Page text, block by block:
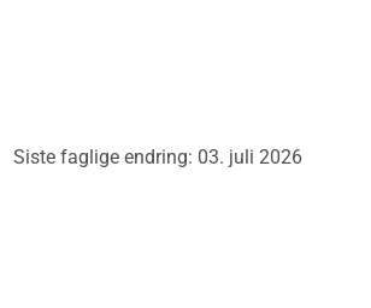
Siste faglige endring: 03. juli 2026